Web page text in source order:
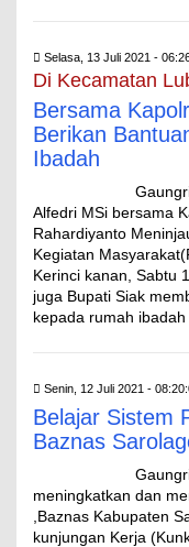
Selasa, 13 Juli 2021 -
Di Kecamatan
Bersama
Berikan
Ibadah
Alfedri MSi bersama
Rahardiyanto
Kegiatan
Kerinci kanan, Sabtu
juga Bupati Siak
kepada rumah
Senin, 12 Juli 2021 -
Belajar Sistem
Baznas
meningkatkan dan
,Baznas Kabupaten
kunjungan Kerja